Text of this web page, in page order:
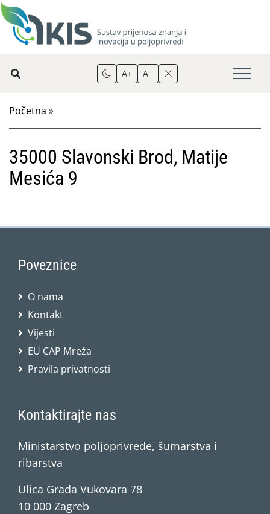
A+ A−
Početna »
35000 Slavonski Brod, Matije
Mesića 9
Poveznice
O nama
Kontakt
Vijesti
EU CAP Mreža
Pravila privatnosti
Kontaktirajte nas
Ministarstvo poljoprivrede, šumarstva i
ribarstva
Ulica Grada Vukovara 78
10 000 Zagreb